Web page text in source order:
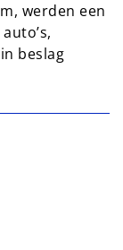
werden een
beslag